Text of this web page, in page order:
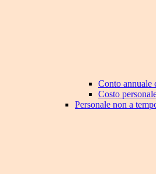
Conto annuale
Costo
Personale non a